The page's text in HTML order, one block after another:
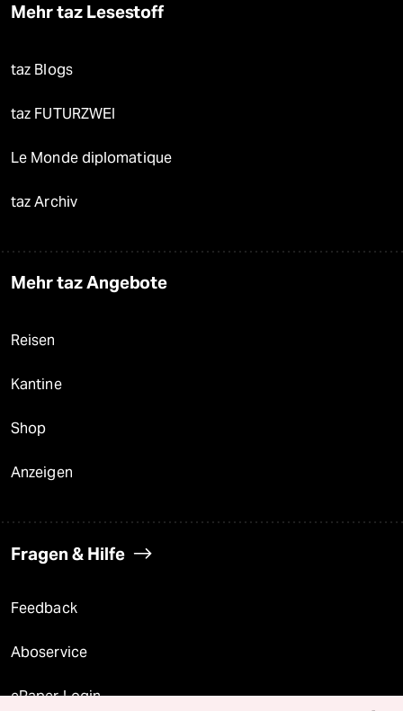
Mehr taz Lesestoff
taz Blogs
taz FUTURZWEI
Le Monde diplomatique
taz Archiv
Mehr taz Angebote
Reisen
Kantine
Shop
Anzeigen
Fragen & Hilfe
Feedback
Aboservice
ePaper Login